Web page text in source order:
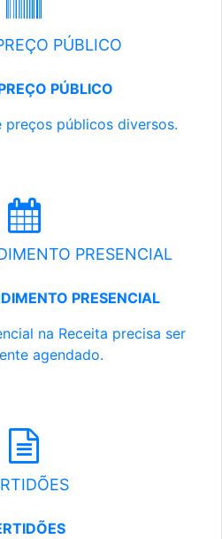
PÚBLICO
PÚBLICO
preços públicos diversos.
PRESENCIAL
PRESENCIAL
na Receita precisa ser
agendado.